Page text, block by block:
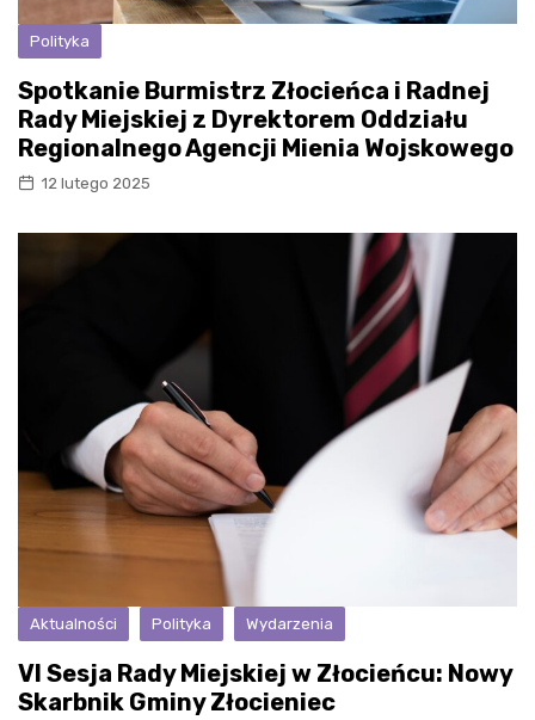
Polityka
Spotkanie Burmistrz Złocieńca i Radnej
Rady Miejskiej z Dyrektorem Oddziału
Regionalnego Agencji Mienia Wojskowego
12 lutego 2025
Aktualności Polityka Wydarzenia
VI Sesja Rady Miejskiej w Złocieńcu: Nowy
Skarbnik Gminy Złocieniec